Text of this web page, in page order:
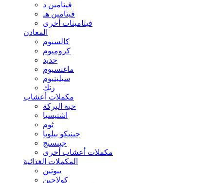
فيتامين د
فيتامين هـ
فيتامينات أخرى
المعادن
كالسيوم
كروميوم
حديد
ماغنسيوم
سيلينيوم
زنك
مكملات أعشاب
حبة البركة
اشنيسيا
ثوم
جينيكو بيلوبا
جينسنج
مكملات أعشاب أخرى
المكملات الغذائية
بيوتين
كولاجين